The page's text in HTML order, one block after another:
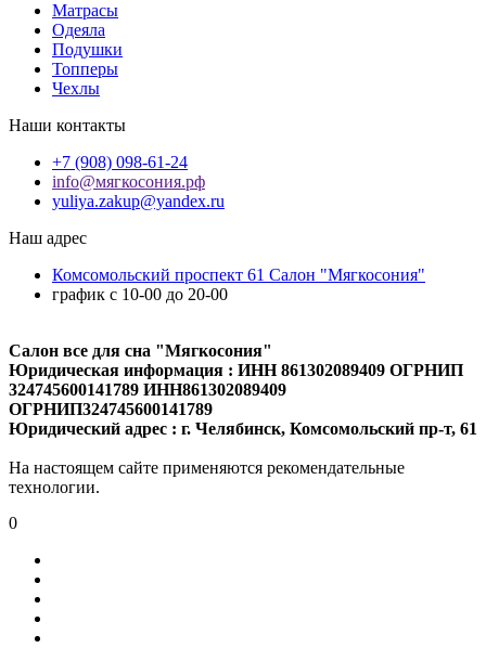
Матрасы
Одеяла
Подушки
Топперы
Чехлы
Наши контакты
+7 (908) 098-61-24
info@мягкосония.рф
yuliya.zakup@yandex.ru
Наш адрес
Комсомольский проспект 61 Cалон "Мягкосония"
график с 10-00 до 20-00
Салон все для сна "Мягкосония"
Юридическая информация : ИНН 861302089409 ОГРНИП
324745600141789 ИНН861302089409
ОГРНИП324745600141789
Юридический адрес : г. Челябинск, Комсомольский пр-т, 61
На настоящем сайте применяются рекомендательные
технологии.
0